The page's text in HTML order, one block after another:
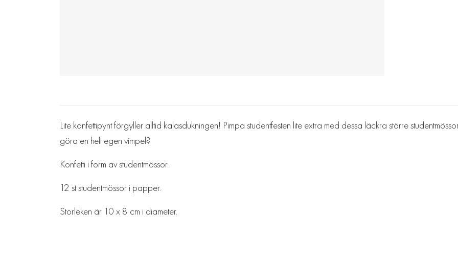
Lite konfettipynt förgyller alltid kalasdukningen! Pimpa studentfesten lite extra med dessa läckra större
göra en helt egen vimpel?
Konfetti i form av studentmössor.
12 st studentmössor i papper.
Storleken är 10 x 8 cm i diameter.